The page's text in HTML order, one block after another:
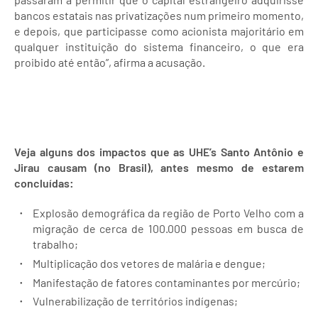
bancos estatais nas privatizações num primeiro momento,
e depois, que participasse como acionista majoritário em
qualquer instituição do sistema financeiro, o que era
proibido até então”, afirma a acusação.
Veja alguns dos impactos que as UHE’s Santo Antônio e
Jirau causam (no Brasil), antes mesmo de estarem
concluídas:
Explosão demográfica da região de Porto Velho com a
migração de cerca de 100.000 pessoas em busca de
trabalho;
Multiplicação dos vetores de malária e dengue;
Manifestação de fatores contaminantes por mercúrio;
Vulnerabilização de territórios indígenas;